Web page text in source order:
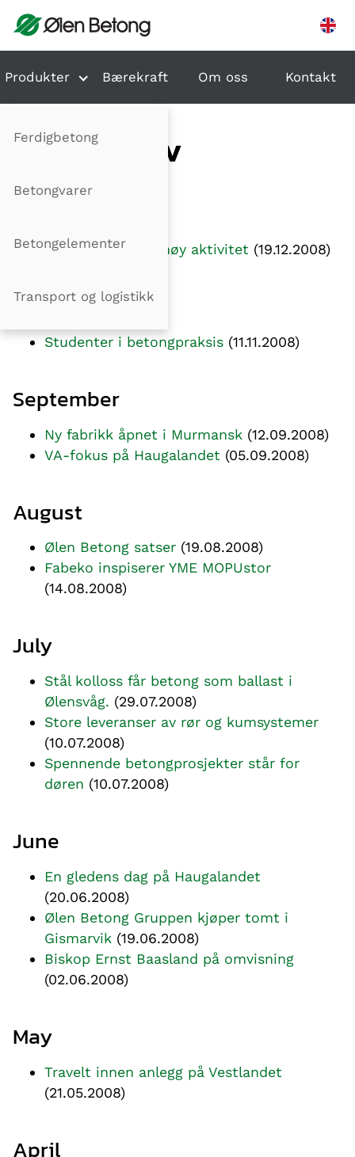
Hopp til innhold
Produkter
Ferdigbetong
Betongvarer
Betongelementer
Transport og logistikk
Bærekraft Om oss Kontakt
NYHETSARKIV
Et år med rekordhøy aktivitet (19.12.2008)
November
Studenter i betongpraksis (11.11.2008)
September
Ny fabrikk åpnet i Murmansk (12.09.2008)
VA-fokus på Haugalandet (05.09.2008)
August
Ølen Betong satser (19.08.2008)
Fabeko inspiserer YME MOPUstor
(14.08.2008)
July
Stål kolloss får betong som ballast i
Ølensvåg. (29.07.2008)
Store leveranser av rør og kumsystemer
(10.07.2008)
Spennende betongprosjekter står for
døren (10.07.2008)
June
En gledens dag på Haugalandet
(20.06.2008)
Ølen Betong Gruppen kjøper tomt i
Gismarvik (19.06.2008)
Biskop Ernst Baasland på omvisning
(02.06.2008)
May
Travelt innen anlegg på Vestlandet
(21.05.2008)
April